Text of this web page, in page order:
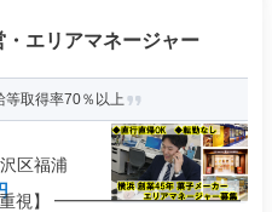
エリアマネージャー
等取得率70％以上
区福浦
柄重視】 ━━━━━━━━━━━